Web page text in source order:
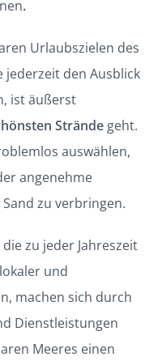
.
Urlaubszielen des
den Ausblick
ist äußerst
Strände geht.
auswählen,
angenehme
zu verbringen.
die zu jeder Jahreszeit
und
machen sich durch
Dienstleistungen
Meeres einen